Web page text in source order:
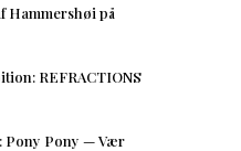
Hammershøi på
REFRACTIONS
Pony Pony — Vær